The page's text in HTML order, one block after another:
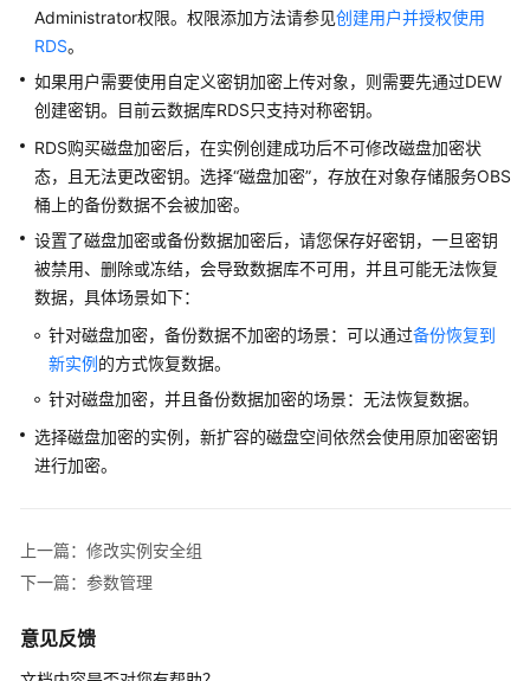
最
佳
实
践
性
能
白
皮
书
参
考
SDK
参
考
见
问
Administrator权限。权限添加方法请参见创建用户并授权使用
RDS。
如果用户需要使用自定义密钥加密上传对象，则需要先通过DEW
创建密钥。目前云数据库RDS只支持对称密钥。
RDS购买磁盘加密后，在实例创建成功后不可修改磁盘加密状
态，且无法更改密钥。选择“磁盘加密”，存放在对象存储服务OBS
桶上的备份数据不会被加密。
设置了磁盘加密或备份数据加密后，请您保存好密钥，一旦密钥
被禁用、删除或冻结，会导致数据库不可用，并且可能无法恢复
数据，具体场景如下：
针对磁盘加密，备份数据不加密的场景：可以通过备份恢复到
新实例的方式恢复数据。
针对磁盘加密，并且备份数据加密的场景：无法恢复数据。
选择磁盘加密的实例，新扩容的磁盘空间依然会使用原加密密钥
进行加密。
上一篇：修改实例安全组
下一篇：参数管理
意见反馈